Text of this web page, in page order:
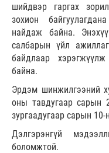
шийдвэр гаргах
зохион
найдаж байна.
салбарын үйл
байдлаар
байна.
Эрдэм шинжилгээний
оны тавдугаар сарын
зургаадугаар сарын
Дэлгэрэнгүй
боломжтой.